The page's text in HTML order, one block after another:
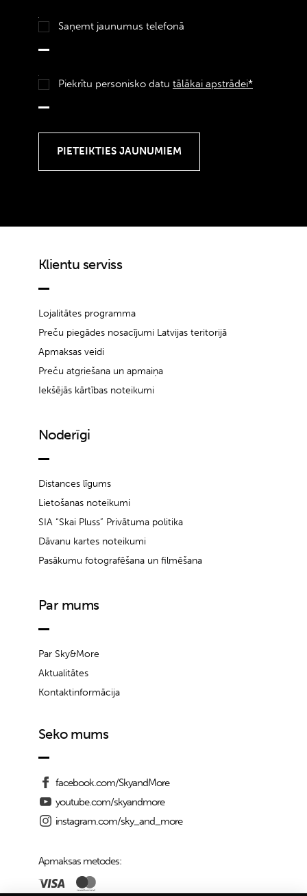
Saņemt jaunumus telefonā
Piekrītu personisko datu tālākai apstrādei*
Klientu serviss
Lojalitātes programma
Preču piegādes nosacījumi Latvijas teritorijā
Apmaksas veidi
Preču atgriešana un apmaiņa
Iekšējās kārtības noteikumi
Noderīgi
Distances līgums
Lietošanas noteikumi
SIA “Skai Pluss” Privātuma politika
Dāvanu kartes noteikumi
Pasākumu fotografēšana un filmēšana
Par mums
Par Sky&More
Aktualitātes
Kontaktinformācija
Seko mums
facebook.com/SkyandMore
youtube.com/skyandmore
instagram.com/sky_and_more
Apmaksas metodes: